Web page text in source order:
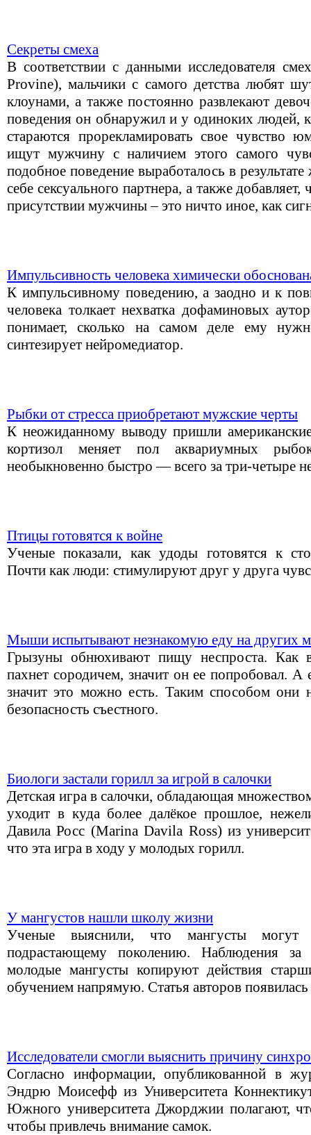
Секреты смеха
В соответствии с данными исследователя
Provine), мальчики с самого детства любят
клоунами, а также постоянно развлекают
поведения он обнаружил и у одиноких людей,
стараются прорекламировать свое чувство
ищут мужчину с наличием этого самого
подобное поведение выработалось в
себе сексуального партнера, а также
присутствии мужчины – это ничто иное, как
Импульсивность человека химически
К импульсивному поведению, а заодно и к
человека толкает нехватка дофаминовых
понимает, сколько на самом деле ему
синтезирует нейромедиатор.
Рыбки от стресса приобретают мужские черты
К неожиданному выводу пришли
кортизол меняет пол аквариумных
необыкновенно быстро — всего за три-четыре
Птицы готовятся к войне
Ученые показали, как удоды готовятся к
Почти как люди: стимулируют друг у друга
Мыши испытывают незнакомую еду на других
Грызуны обнюхивают пищу неспроста. Как
пахнет сородичем, значит он ее попробовал. А
значит это можно есть. Таким способом
безопасность съестного.
Биологи застали горилл за игрой в салочки
Детская игра в салочки, обладающая
уходит в куда более далёкое прошлое,
Давила Росс (Marina Davila Ross) из
что эта игра в ходу у молодых горилл.
У мангустов нашли школу жизни
Ученые выяснили, что мангусты могут
подрастающему поколению. Наблюдения
молодые мангусты копируют действия
обучением напрямую. Статья авторов
Исследователи смогли выяснить причину
Согласно информации, опубликованной в
Эндрю Моисефф из Университета
Южного университета Джорджии полагают,
чтобы привлечь внимание самок.